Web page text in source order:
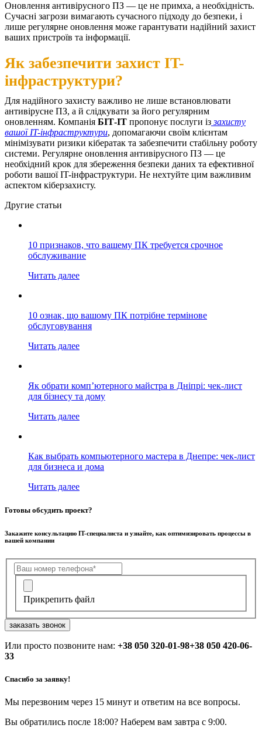
Оновлення антивірусного ПЗ — це не примха, а необхідність.
Сучасні загрози вимагають сучасного підходу до безпеки, і
лише регулярне оновлення може гарантувати надійний захист
ваших пристроїв та інформації.
Як забезпечити захист IT-
інфраструктури?
Для надійного захисту важливо не лише встановлювати
антивірусне ПЗ, а й слідкувати за його регулярним
оновленням. Компанія БІТ-ІТ пропонує послуги із захисту
вашої IT-інфраструктури, допомагаючи своїм клієнтам
мінімізувати ризики кібератак та забезпечити стабільну роботу
системи. Регулярне оновлення антивірусного ПЗ — це
необхідний крок для збереження безпеки даних та ефективної
роботи вашої IT-інфраструктури. Не нехтуйте цим важливим
аспектом кіберзахисту.
Другие статьи
10 признаков, что вашему ПК требуется срочное
обслуживание
Читать далее
10 ознак, що вашому ПК потрібне термінове
обслуговування
Читать далее
Як обрати комп’ютерного майстра в Дніпрі: чек-лист
для бізнесу та дому
Читать далее
Как выбрать компьютерного мастера в Днепре: чек-лист
для бизнеса и дома
Читать далее
Готовы обсудить проект?
Закажите консультацию IT-специалиста и узнайте, как оптимизировать процессы в
вашей компании
Прикрепить файл
заказать звонок
Или просто позвоните нам: +38 050 320-01-98+38 050 420-06-
33
Спасибо за заявку!
Мы перезвоним через 15 минут и ответим на все вопросы.
Вы обратились после 18:00? Наберем вам завтра с 9:00.